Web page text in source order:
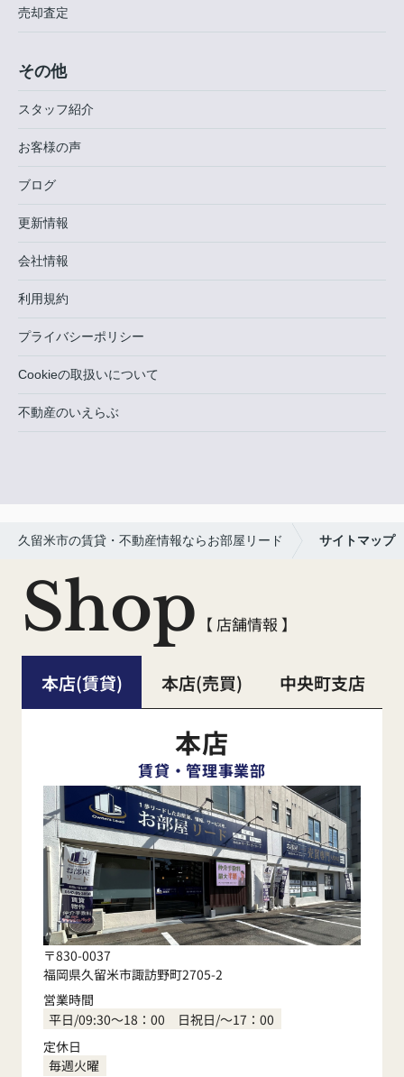
売却査定
その他
スタッフ紹介
お客様の声
ブログ
更新情報
会社情報
利用規約
プライバシーポリシー
Cookieの取扱いについて
不動産のいえらぶ
久留米市の賃貸・不動産情報ならお部屋リード サイトマップ
Shop 【 店舗情報 】
本店(賃貸) 本店(売買) 中央町支店
本店
賃貸・管理事業部
〒830-0037
福岡県久留米市諏訪野町2705-2
営業時間
平日/09:30～18：00 日祝日/～17：00
定休日
毎週火曜